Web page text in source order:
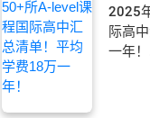
2025
际高
一年